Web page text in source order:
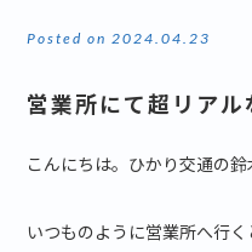
Posted on 2024.04.23
営業所にて超リア
こんにちは。ひかり交通の鈴
いつものように営業所へ行